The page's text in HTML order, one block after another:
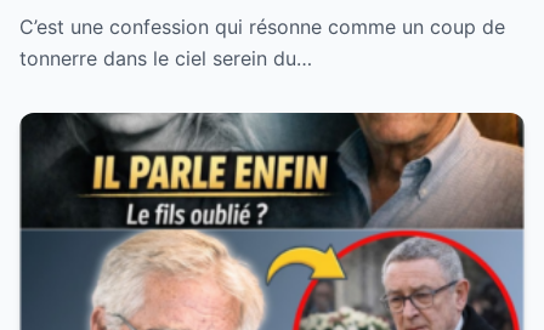
blessures secrètes de l’animateur préféré
des Français
C’est une confession qui résonne comme un coup de
tonnerre dans le ciel serein du…